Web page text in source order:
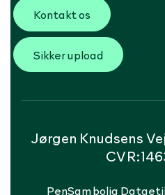
Kontakt os
Sikker upload
Jørgen Knudsens
PenSam bolig